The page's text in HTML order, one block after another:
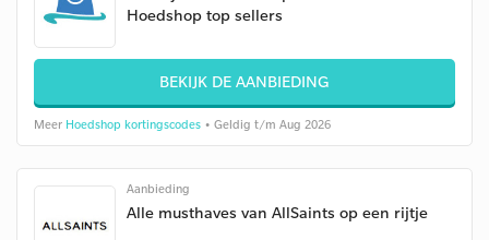
Hoedshop top sellers
BEKIJK DE AANBIEDING
Meer Hoedshop kortingscodes • Geldig t/m Aug 2026
Aanbieding
Alle musthaves van AllSaints op een rijtje